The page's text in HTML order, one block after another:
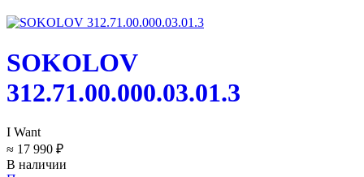
SOKOLOV
312.71.00.000.03.01.3
I Want
≈ 17 990 ₽
В наличии